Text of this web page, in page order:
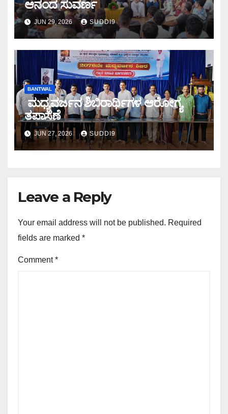
ಆನಂದ ಸುವರ್ಣ
JUN 29, 2026 SUDDI9
BANTWAL
ಮಧ್ಯವರ್ಜನ ಶಿಬಿರಾರ್ಥಿಗಳ ಆರೋಗ್ಯ
ತಪಾಸಣೆ
JUN 27, 2026 SUDDI9
Leave a Reply
Your email address will not be published. Required
fields are marked *
Comment*